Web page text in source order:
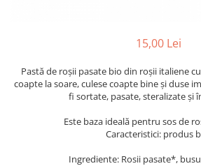
REMEDII NATURISTE
TOATE PRODUSELE
15,00 Lei
Pastă de roșii pasate bio din roșii italiene
coapte la soare, culese coapte bine și duse
fi sortate, pasate, steralizate și
Este baza ideală pentru sos de
Caracteristici: produs
Ingrediente: Rosii pasate*,